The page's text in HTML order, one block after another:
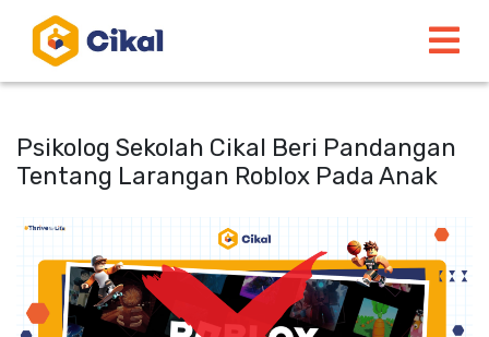
Psikolog Sekolah Cikal Beri Pandangan
Tentang Larangan Roblox Pada Anak